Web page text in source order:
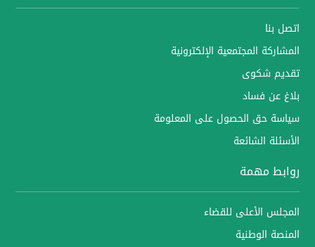
اتصل بنا
المشاركة المجتمعية الإلكترونية
تقديم شكوى
بلاغ عن فساد
سياسة حق الحصول على المعلومة
الأسئلة الشائعة
روابط مهمة
المجلس الأعلى للقضاء
المنصة الوطنية